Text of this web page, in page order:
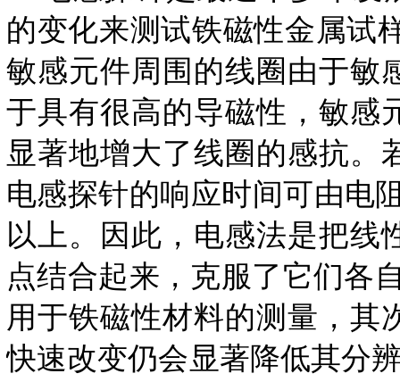
的变化来测试铁磁性金属试
敏感元件周围的线圈由于敏
于具有很高的导磁性，敏感
显著地增大了线圈的感抗。
电感探针的响应时间可由电
以上。因此，电感法是把线
点结合起来，克服了它们各
用于铁磁性材料的测量，其
快速改变仍会显著降低其分